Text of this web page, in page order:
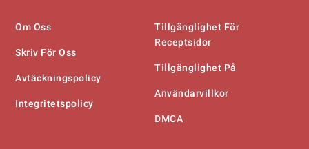
Om Oss
Skriv För Oss
Avtäckningspolicy
Integritetspolicy
Tillgänglighet För
Receptsidor
Tillgänglighet På
Användarvillkor
DMCA